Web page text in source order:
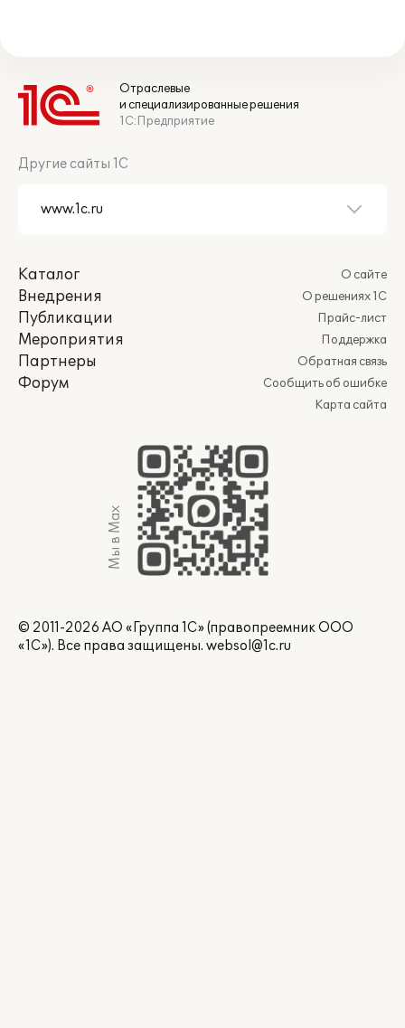
Отраслевые
и специализированные решения
1С:Предприятие
Другие сайты 1С
Каталог
Внедрения
Публикации
Мероприятия
Партнеры
Форум
О сайте
О решениях 1С
Прайс-лист
Поддержка
Обратная связь
Сообщить об ошибке
Карта сайта
Мы в Max
© 2011-2026 АО «Группа 1С» (правопреемник ООО
«1С»). Все права защищены. websol@1c.ru